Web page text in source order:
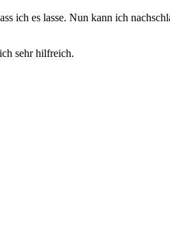
ich es lasse. Nun kann ich
sehr hilfreich.